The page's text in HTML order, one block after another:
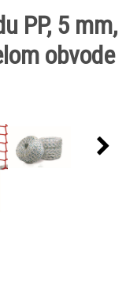
PP, 5 mm,
obvode